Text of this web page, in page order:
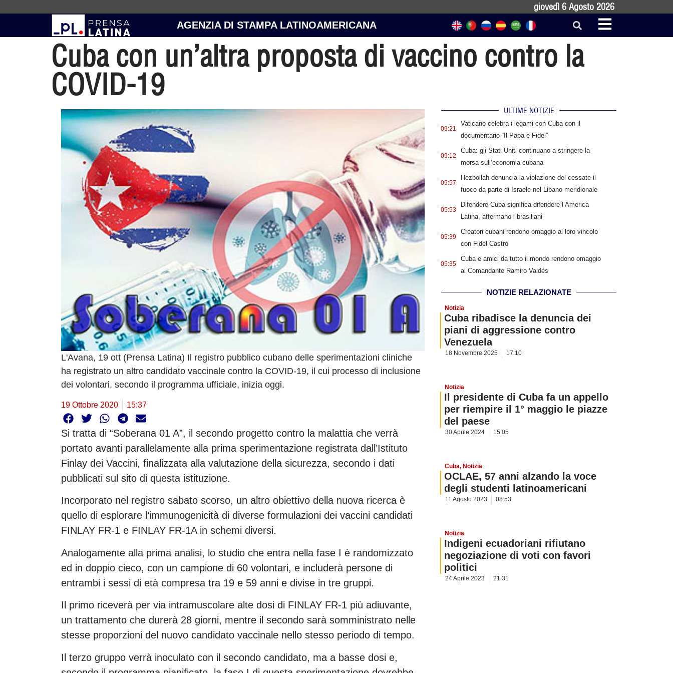
giovedì 6 Agosto 2026
AGENZIA DI STAMPA LATINOAMERICANA
Cuba con un’altra proposta di vaccino contro la
COVID-19
L'Avana, 19 ott (Prensa Latina) Il registro pubblico cubano delle sperimentazioni cliniche
ha registrato un altro candidato vaccinale contro la COVID-19, il cui processo di inclusione
dei volontari, secondo il programma ufficiale, inizia oggi.
19 Ottobre 2020 15:37
Si tratta di “Soberana 01 A”, il secondo progetto contro la malattia che verrà
portato avanti parallelamente alla prima sperimentazione registrata dall’Istituto
Finlay dei Vaccini, finalizzata alla valutazione della sicurezza, secondo i dati
pubblicati sul sito di questa istituzione.
Incorporato nel registro sabato scorso, un altro obiettivo della nuova ricerca è
quello di esplorare l’immunogenicità di diverse formulazioni dei vaccini candidati
FINLAY FR-1 e FINLAY FR-1A in schemi diversi.
Analogamente alla prima analisi, lo studio che entra nella fase I è randomizzato
ed in doppio cieco, con un campione di 60 volontari, e includerà persone di
entrambi i sessi di età compresa tra 19 e 59 anni e divise in tre gruppi.
Il primo riceverà per via intramuscolare alte dosi di FINLAY FR-1 più adiuvante,
un trattamento che durerà 28 giorni, mentre il secondo sarà somministrato nelle
stesse proporzioni del nuovo candidato vaccinale nello stesso periodo di tempo.
Il terzo gruppo verrà inoculato con il secondo candidato, ma a basse dosi e,
ULTIME NOTIZIE
09:21
Vaticano celebra i legami con Cuba con il
documentario “Il Papa e Fidel”
09:12
Cuba: gli Stati Uniti continuano a stringere la
morsa sull’economia cubana
05:57
Hezbollah denuncia la violazione del cessate il
fuoco da parte di Israele nel Libano meridionale
05:53
Difendere Cuba significa difendere l’America
Latina, affermano i brasiliani
05:39
Creatori cubani rendono omaggio al loro vincolo
con Fidel Castro
05:35
Cuba e amici da tutto il mondo rendono omaggio
al Comandante Ramiro Valdés
NOTIZIE RELAZIONATE
Notizia
Cuba ribadisce la denuncia dei
piani di aggressione contro
Venezuela
18 Novembre 2025 17:10
Notizia
Il presidente di Cuba fa un appello
per riempire il 1° maggio le piazze
del paese
30 Aprile 2024 15:05
Cuba, Notizia
OCLAE, 57 anni alzando la voce
degli studenti latinoamericani
11 Agosto 2023 08:53
Notizia
Indigeni ecuadoriani rifiutano
negoziazione di voti con favori
politici
24 Aprile 2023 21:31